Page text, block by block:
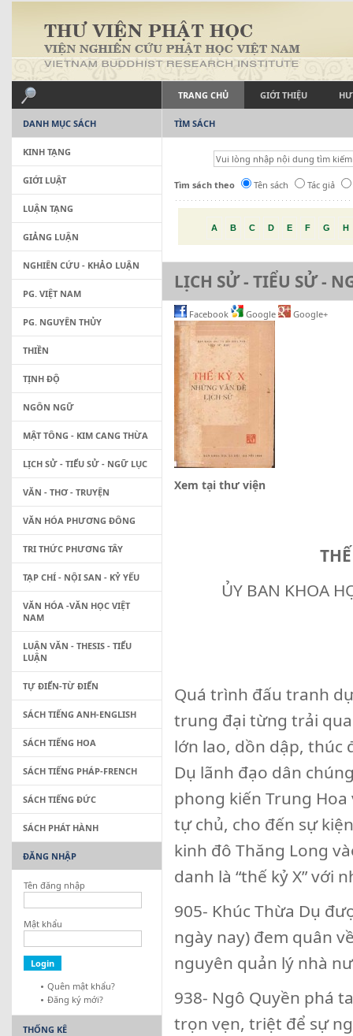
TRANG CHỦ GIỚI THIỆU
TÌM SÁCH
Tìm sách theo Tên sách Tác giả
A B C D E F G H
LỊCH SỬ - TIỂU SỬ -
Facebook Google Google+
Xem tại thư viện
ỦY BAN KHOA
Quá trình đấu tranh
trung đại từng trải
lớn lao, dồn dập, thúc
Dụ lãnh đạo dân
phong kiến Trung
tự chủ, cho đến sự
kinh đô Thăng Long
danh là “thế kỷ X” với
905- Khúc Thừa Dụ
ngày nay) đem quân
nguyên quản lý nhà
938- Ngô Quyền phá
trọn vẹn, triệt để sự
DANH MỤC SÁCH
KINH TẠNG
GIỚI LUẬT
LUẬN TẠNG
GIẢNG LUẬN
NGHIÊN CỨU - KHẢO LUẬN
PG. VIỆT NAM
PG. NGUYÊN THỦY
THIỀN
TỊNH ĐỘ
NGÔN NGỮ
MẬT TÔNG - KIM CANG THỪA
LỊCH SỬ - TIỂU SỬ - NGỮ LỤC
VĂN - THƠ - TRUYỆN
VĂN HÓA PHƯƠNG ĐÔNG
TRI THỨC PHƯƠNG TÂY
TẠP CHÍ - NỘI SAN - KỶ YẾU
VĂN HÓA -VĂN HỌC VIỆT
NAM
LUẬN VĂN - THESIS - TIỂU
LUẬN
TỰ ĐIỂN-TỪ ĐIỂN
SÁCH TIẾNG ANH-ENGLISH
SÁCH TIẾNG HOA
SÁCH TIẾNG PHÁP-FRENCH
SÁCH TIẾNG ĐỨC
SÁCH PHÁT HÀNH
ĐĂNG NHẬP
Tên đăng nhập
Mật khẩu
Quên mật khẩu?
Đăng ký mới?
THỐNG KÊ